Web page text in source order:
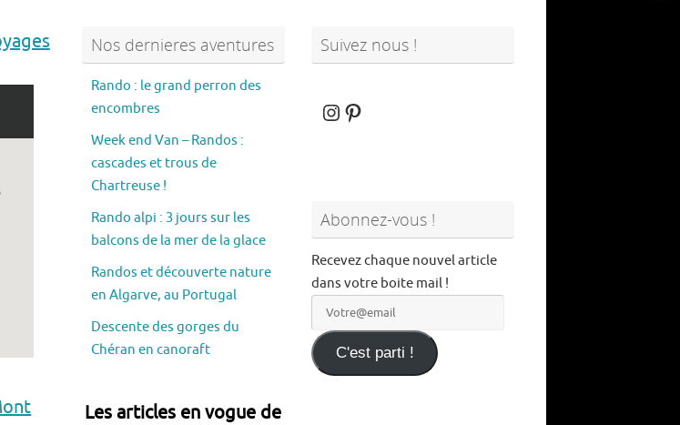
Nos dernieres aventures
Rando : le grand perron des
encombres
Week end Van – Randos :
cascades et trous de
Chartreuse !
Rando alpi : 3 jours sur les
balcons de la mer de la glace
Randos et découverte nature
en Algarve, au Portugal
Descente des gorges du
Chéran en canoraft
Les articles en vogue de
Suivez nous !
Instagram
Pinterest
Abonnez-vous !
Recevez chaque nouvel article
dans votre boite mail !
Votre@email
C'est parti !